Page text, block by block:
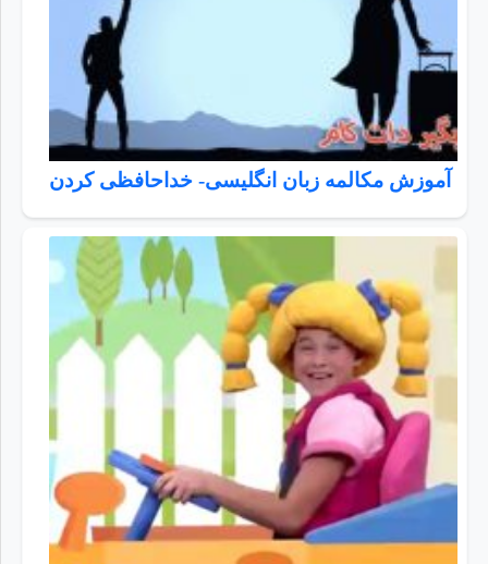
آموزش مکالمه زبان انگلیسی- خداحافظی کردن